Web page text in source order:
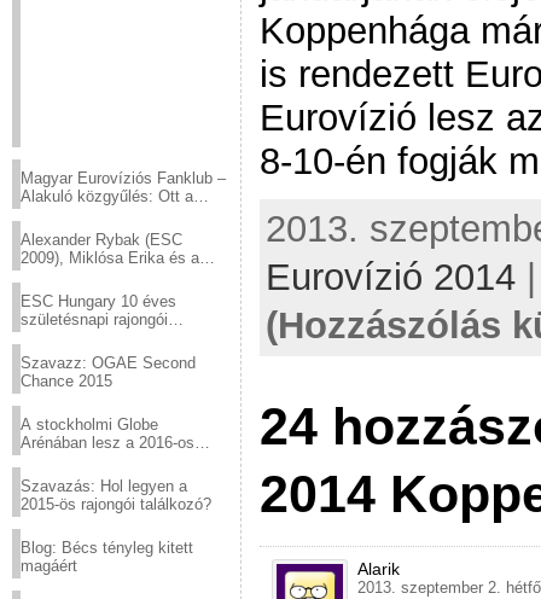
Magyar Eurovíziós Fanklub –
Alakuló közgyűlés: Ott a
Alexander Rybak (ESC
2009), Miklósa Erika és a
sztárjai a Margitszigeten
ESC Hungary 10 éves
születésnapi rajongói
Szavazz: OGAE Second
Chance 2015
A stockholmi Globe
Arénában lesz a 2016-os
Szavazás: Hol legyen a
2015-ös rajongói találkozó?
Blog: Bécs tényleg kitett
magáért
Koppenhága
is rendezett
Eurovízió lesz
8-10-én fogják
2013.
Eurovízió 2014
(Hozzászólás
24
2014
Alarik
2013. szeptember 2.